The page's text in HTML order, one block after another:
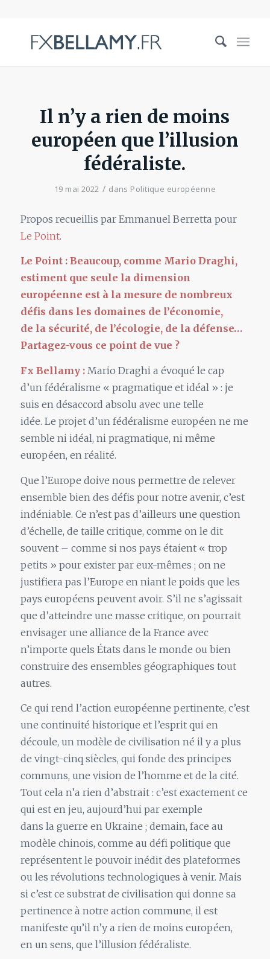
Il n’y a rien de moins
européen que l’illusion
fédéraliste.
19 mai 2022 / dans Politique européenne
Propos recueillis par Emmanuel Berretta pour
Le Point.
Le Point: Beaucoup, comme Mario Draghi,
estiment que seule ladimension
européenne est à lamesure de nombreux
défis dans les domaines de l’économie,
de lasécurité, de l’écologie, de ladéfense…
Partagez-vous ce pointde vue ?
Fx Bellamy : Mario Draghi a évoqué le cap
d’unfédéralisme « pragmatique et idéal» : je
suis en désaccord absolu avec une telle
idée. Le projet d’unfédéralisme européen ne me
semble ni idéal, ni pragmatique, ni même
européen, en réalité.
Que l’Europe doive nous permettre de relever
ensemble bien des défis pour notre avenir, c’est
indéniable. Ce n’est pas d’ailleurs une question
d’échelle, de taille critique, comme on le dit
souvent – comme si nos pays étaient « trop
petits » pour exister par eux-mêmes ; on ne
justifiera pas l’Europe en niant le poids que les
pays européens peuvent avoir. S’il ne s’agissait
que d’atteindre une masse critique, on pourrait
envisager une alliance de la France avec
n’importe quels États dans le monde ou bien
construire des ensembles géographiques tout
autres.
Ce qui rend l’action européenne pertinente, c’est
une continuité historique et l’esprit qui en
découle, unmodèle de civilisation né il y a plus
de vingt-cinq siècles, qui fonde des principes
communs, une vision de l’homme et de la cité.
Tout cela n’a rien d’abstrait : c’est exactement ce
qui est en jeu, aujourd’hui par exemple
dans la guerre en Ukraine ; demain, face au
modèle chinois, comme au défi politique que
représentent le pouvoir inédit des plateformes
ou les révolutions technologiques à venir. Mais
si c’est ce substrat de civilisation qui donne sa
pertinence à notre action commune, il est
manifeste qu’il n’y a rien de moins européen,
en unsens, que l’illusion fédéraliste.